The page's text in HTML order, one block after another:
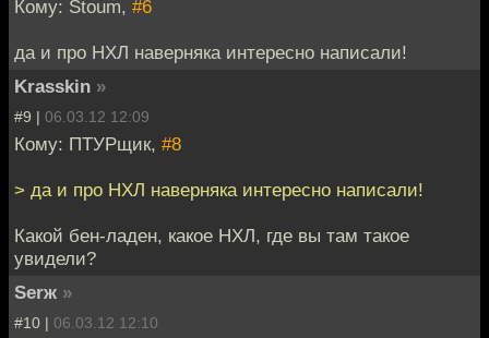
Кому: Stoum, #6
да и про НХЛ наверняка интересно написали!
Krasskin »
#9 | 06.03.12 12:09
Кому: ПТУРщик, #8
> да и про НХЛ наверняка интересно написали!
Какой бен-ладен, какое НХЛ, где вы там такое
увидели?
Serж »
#10 | 06.03.12 12:10